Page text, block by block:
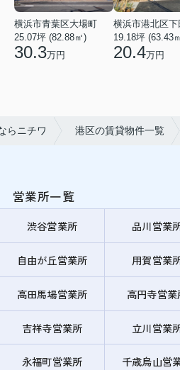
横浜市青葉区大場町
25.07坪 (82.88㎡)
30.3万円
19.18坪 (63.43
20.4万円
らニチワ 港区の賃貸物件一覧
営業所一覧
渋谷営業所 品川営業
自由が丘営業所 用賀営業
高田馬場営業所 高円寺営業
吉祥寺営業所 立川営業
永福町営業所 千歳烏山営